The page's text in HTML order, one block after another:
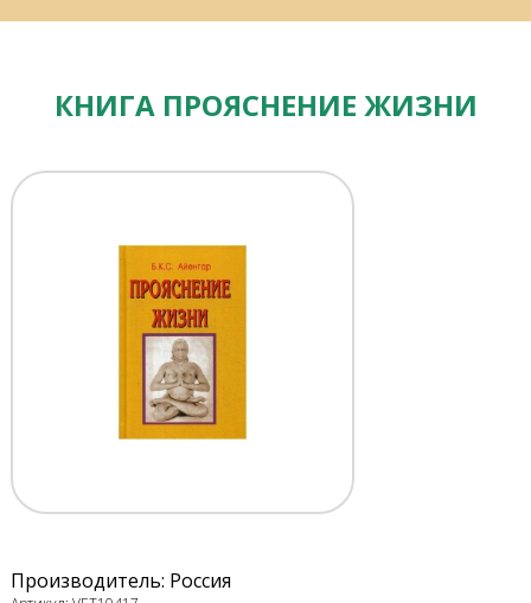
КНИГА ПРОЯСНЕНИЕ ЖИЗНИ
Производитель: Россия